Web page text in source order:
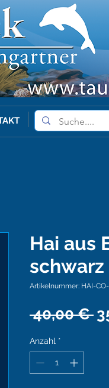
Hai aus
schwarz
Artikelnummer: HAI-
40,00 €
Anzahl *